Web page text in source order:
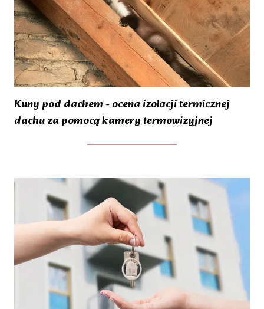
Kuny pod dachem - ocena izolacji termicznej
dachu za pomocą kamery termowizyjnej